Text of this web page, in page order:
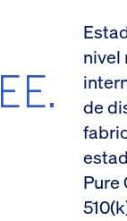
nivel
de
Pure